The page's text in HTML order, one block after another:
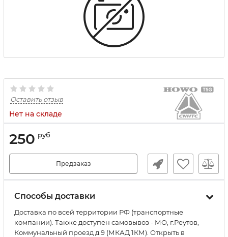
Оставить отзыв
Нет на складе
250 руб
Предзаказ
Способы доставки
Доставка по всей территории РФ (транспортные
компании). Также доступен самовывоз - МО, г.Реутов,
Коммунальный проезд д.9 (МКАД 1КМ). Открыть в